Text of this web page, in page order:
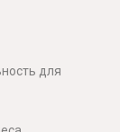
для